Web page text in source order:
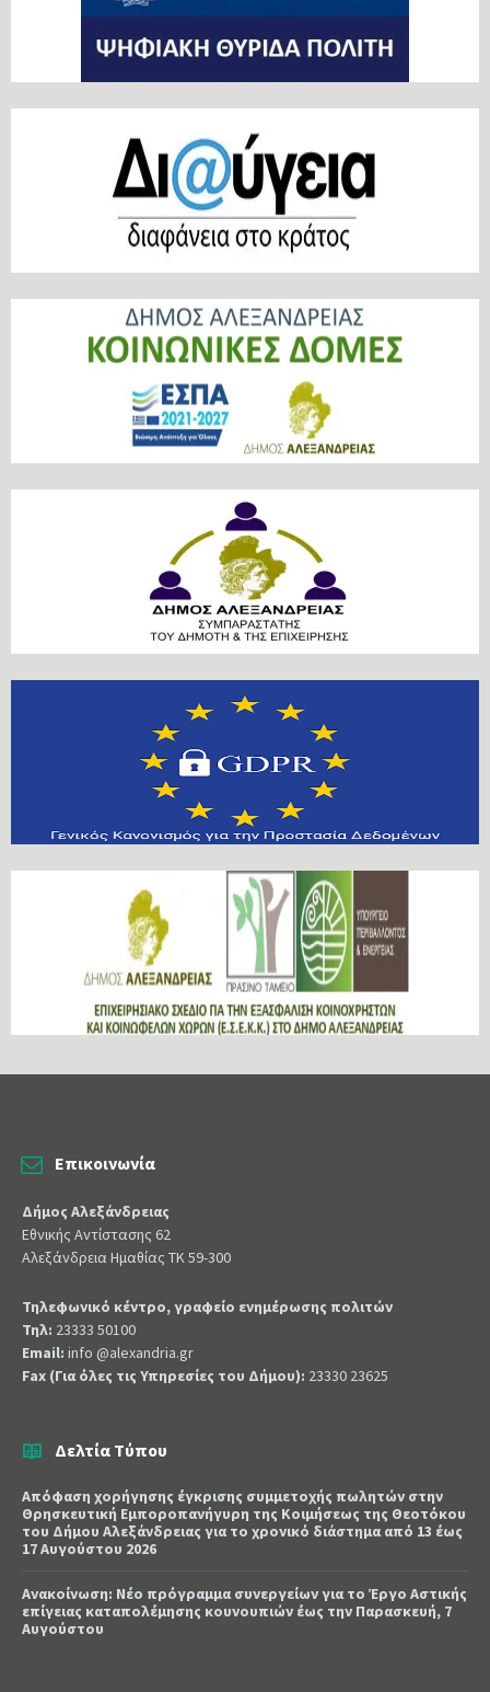
Επικοινωνία
Δήμος Αλεξάνδρειας
Εθνικής Αντίστασης 62
Αλεξάνδρεια Ημαθίας ΤΚ 59-300
Τηλεφωνικό κέντρο, γραφείο ενημέρωσης πολιτών
Τηλ: 23333 50100
Email: info @alexandria.gr
Fax (Για όλες τις Υπηρεσίες του Δήμου): 23330 23625
Δελτία Τύπου
Απόφαση χορήγησης έγκρισης συμμετοχής πωλητών στην
Θρησκευτική Εμποροπανήγυρη της Κοιμήσεως της Θεοτόκου
του Δήμου Αλεξάνδρειας για το χρονικό διάστημα από 13 έως
17 Αυγούστου 2026
Ανακοίνωση: Νέο πρόγραμμα συνεργείων για το Έργο Αστικής
επίγειας καταπολέμησης κουνουπιών έως την Παρασκευή, 7
Αυγούστου